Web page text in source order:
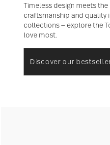
Timeless design meets
craftsmanship and quality
collections — explore the
love most.
Discover our